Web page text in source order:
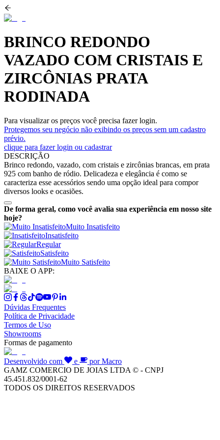
BRINCO REDONDO
VAZADO COM CRISTAIS E
ZIRCÔNIAS PRATA
RODINADA
Para visualizar os preços você precisa fazer login.
Protegemos seu negócio não exibindo os preços sem um cadastro
prévio.
clique para fazer login ou cadastrar
DESCRIÇÃO
Brinco redondo, vazado, com cristais e zircônias brancas, em prata
925 com banho de ródio. Delicadeza e elegância é como se
caracteriza esse acessórios sendo uma opção ideal para compor
diversos looks e ocasiões.
De forma geral, como você avalia sua experiência em nosso site
hoje?
Muito Insatisfeito
Insatisfeito
Regular
Satisfeito
Muito Satisfeito
BAIXE O APP:
Dúvidas Frequentes
Política de Privacidade
Termos de Uso
Showrooms
Formas de pagamento
Desenvolvido com e
por Macro
GAMZ COMERCIO DE JOIAS LTDA © - CNPJ
45.451.832/0001-62
TODOS OS DIREITOS RESERVADOS